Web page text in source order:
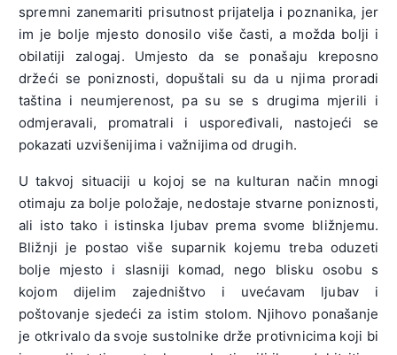
spremni zanemariti prisutnost prijatelja i poznanika, jer
im je bolje mjesto donosilo više časti, a možda bolji i
obilatiji zalogaj. Umjesto da se ponašaju kreposno
držeći se poniznosti, dopuštali su da u njima proradi
taština i neumjerenost, pa su se s drugima mjerili i
odmjeravali, promatrali i uspoređivali, nastojeći se
pokazati uzvišenijima i važnijima od drugih.
U takvoj situaciji u kojoj se na kulturan način mnogi
otimaju za bolje položaje, nedostaje stvarne poniznosti,
ali isto tako i istinska ljubav prema svome bližnjemu.
Bližnji je postao više suparnik kojemu treba oduzeti
bolje mjesto i slasniji komad, nego blisku osobu s
kojom dijelim zajedništvo i uvećavam ljubav i
poštovanje sjedeći za istim stolom. Njihovo ponašanje
je otkrivalo da svoje sustolnike drže protivnicima koji bi